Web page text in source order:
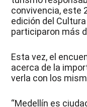
convivencia, este
edición del
participaron más
Esta vez, el
acerca de la
verla con los
“Medellín es